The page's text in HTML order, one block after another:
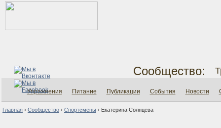
Сообщество:
Упражнения Питание Публикации События Новости
Главная › Сообщество › Спортсмены › Екатерина Солнцева